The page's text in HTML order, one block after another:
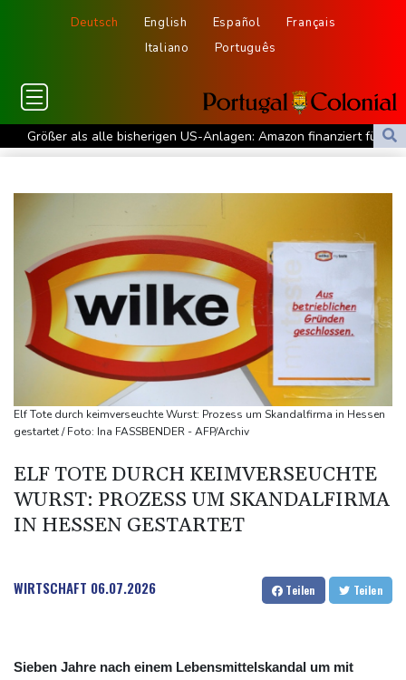
Deutsch English Español
Français
Italiano
Português
Größer als alle bisherigen US-Anlagen: Amazon finanziert für
Rechenzentren riesiges Gaskraftwerk
Nowotny sieht Klopp als mögliche Stütze im Jugendbereich
Bayer-Boss Carro: "Wir wollen Titel gewinnen"
Bericht: EU importiert wieder mehr Flüssiggas aus Russland
Militärverwaltung: Mindestens drei Tote durch russische Angriffe
in Region Kiew
BUND kritisiert Lockerung von Sonntagsfahrverbot für Lkw - BDI
begrüßt es
Kolumbien: Neuer Präsident kündigt "unermüdlichen" Kampf
gegen Drogengewalt an
BUND kritisiert Lockerung von Sonn- und Feiertagsfahrverbot für
Lastwagen
Trump spricht nach Ballsaal-Urteil von "nationaler Schande"
Elf Tote durch keimverseuchte Wurst: Prozess um Skandalfirma in Hessen
gestartet / Foto: Ina FASSBENDER - AFP/Archiv
ELF TOTE DURCH KEIMVERSEUCHTE
WURST: PROZESS UM SKANDALFIRMA
IN HESSEN GESTARTET
WIRTSCHAFT 06.07.2026 Teilen Teilen
Sieben Jahre nach einem Lebensmittelskandal um mit